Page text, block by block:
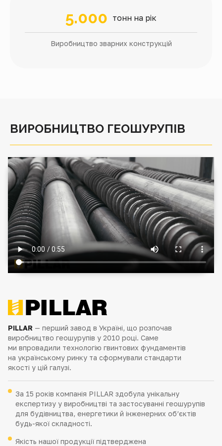
5.000 тонн на рік
Виробництво зварних конструкцій
ВИРОБНИЦТВО ГЕОШУРУПІВ
PILLAR — перший завод в Україні, що розпочав
виробництво геошурупів у 2010 році. Саме
ми впровадили технологію гвинтових фундаментів
на українському ринку та сформували стандарти
якості у цій галузі.
За 15 років компанія PILLAR здобула унікальну
експертизу у виробництві та застосуванні геошурупів
для будівництва, енергетики й інженерних об’єктів
будь-якої складності.
Якість нашої продукції підтверджена